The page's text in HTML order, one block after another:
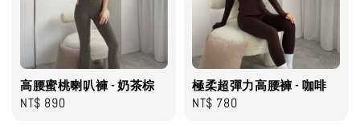
高腰蜜桃喇叭褲 - 奶茶棕
Regular
NT$ 890
極柔超彈力高腰褲 - 咖啡
Regular
NT$ 780